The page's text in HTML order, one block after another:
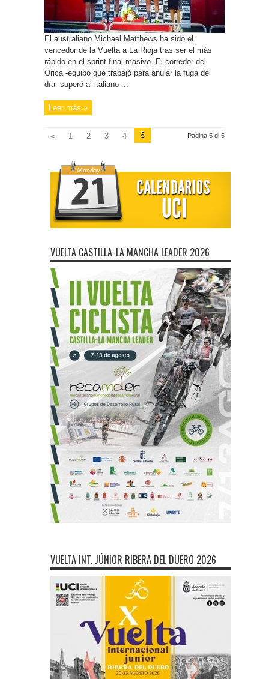
El australiano Michael Matthews ha sido el
vencedor de la Vuelta a La Rioja tras ser el más
rápido en el sprint final masivo. El corredor del
Orica -equipo que trabajó para anular la fuga del
día- superó al italiano ...
Leer más »
Página 5 di 5
« 1 2 3 4 5
VUELTA CASTILLA-LA MANCHA LEADER 2026
VUELTA INT. JÚNIOR RIBERA DEL DUERO 2026